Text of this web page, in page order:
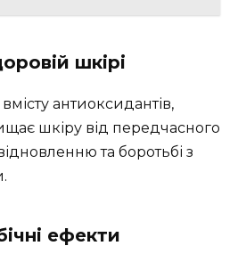
шкірі
антиоксидантів,
шкіру від передчасного
та боротьбі з
ефекти